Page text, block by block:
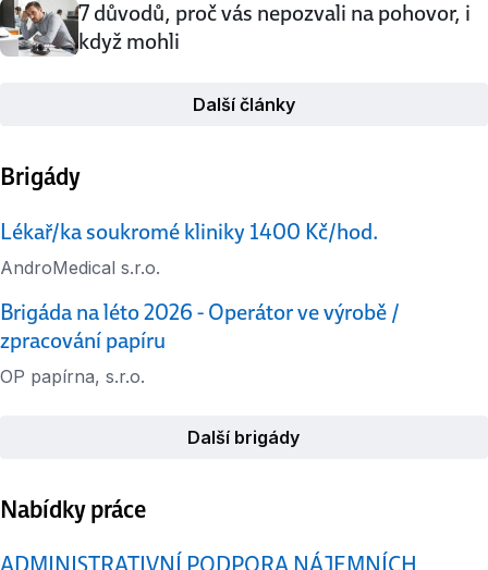
7 důvodů, proč vás nepozvali na pohovor, i
když mohli
Další články
Brigády
Lékař/ka soukromé kliniky 1400 Kč/hod.
AndroMedical s.r.o.
Brigáda na léto 2026 - Operátor ve výrobě /
zpracování papíru
OP papírna, s.r.o.
Další brigády
Nabídky práce